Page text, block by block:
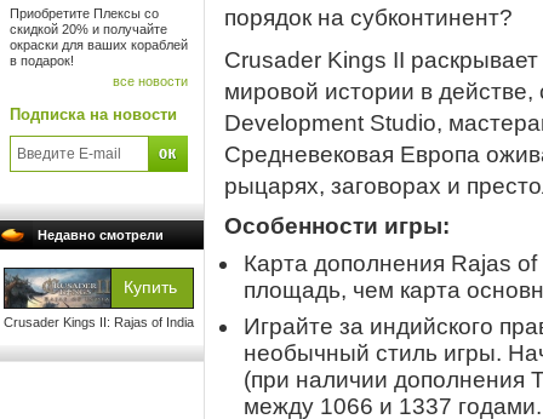
Приобретите Плексы со
скидкой 20% и получайте
окраски для ваших кораблей
в подарок!
все новости
Подписка на новости
Недавно смотрели
Crusader Kings II: Rajas of India
порядок на субконтинент?
Crusader Kings II
мировой истории в
Development Studio,
Средневековая Европа
рыцарях, заговорах и
Особенности игры:
Карта дополнения Rajas
площадь, чем карта
Играйте за индийского
необычный стиль игры.
(при наличии дополнения
между 1066 и 1337 годами.